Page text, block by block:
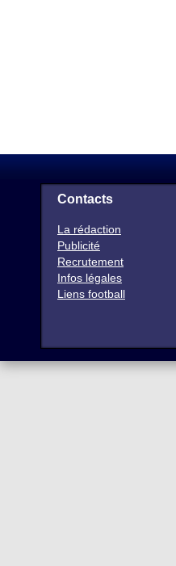
Contacts
La rédaction
Publicité
Recrutement
Infos légales
Liens football